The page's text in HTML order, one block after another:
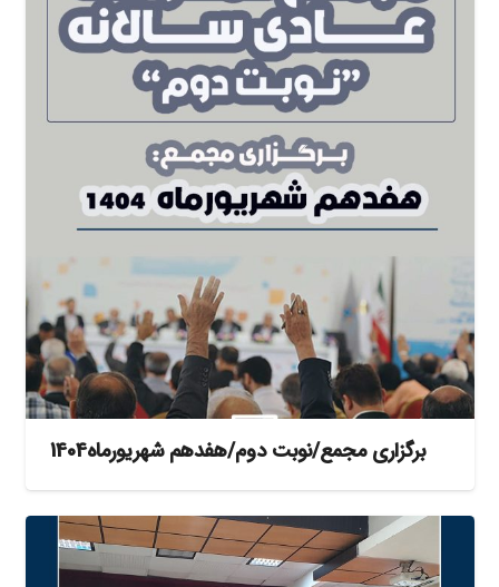
برگزاری مجمع/نوبت دوم/هفدهم شهریورماه1404